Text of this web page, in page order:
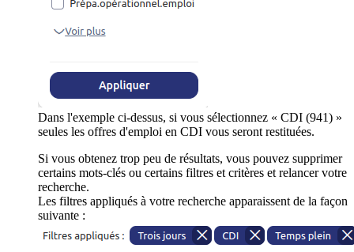
Dans l'exemple ci-dessus, si vous sélectionnez « CDI (941) »
seules les offres d'emploi en CDI vous seront restituées.
Si vous obtenez trop peu de résultats, vous pouvez supprimer
certains mots-clés ou certains filtres et critères et relancer votre
recherche.
Les filtres appliqués à votre recherche apparaissent de la façon
suivante :